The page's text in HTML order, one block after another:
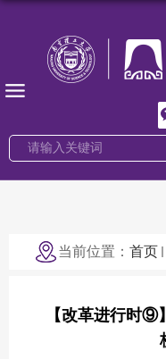
当前位置： 首页
【改革进行时⑨